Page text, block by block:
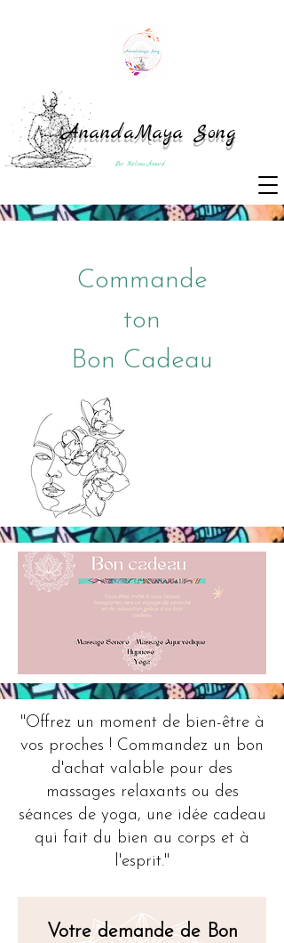
AnandaMaya Song
Par Mélissa Asnard
Commande
ton
Bon Cadeau
"Offrez un moment de bien-être à
vos proches ! Commandez un bon
d'achat valable pour des
massages relaxants ou des
séances de yoga, une idée cadeau
qui fait du bien au corps et à
l'esprit."
Votre demande de Bon